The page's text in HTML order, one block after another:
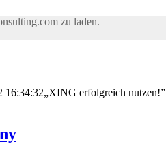
zu laden.
16:34:32„XING erfolgreich nutzen!”